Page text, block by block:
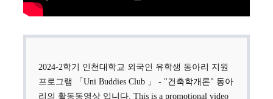
2024-2학기 인천대학교 외국인 유학생 동아리 지원
프로그램 「Uni Buddies Club 」 - "건축학개론" 동아
리의 활동동영상 입니다. This is a promotional video